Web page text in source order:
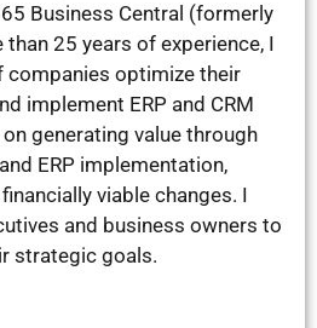
Business Central (formerly
than 25 years of experience, I
companies optimize their
implement ERP and CRM
generating value through
ERP implementation,
viable changes. I
and business owners to
strategic goals.